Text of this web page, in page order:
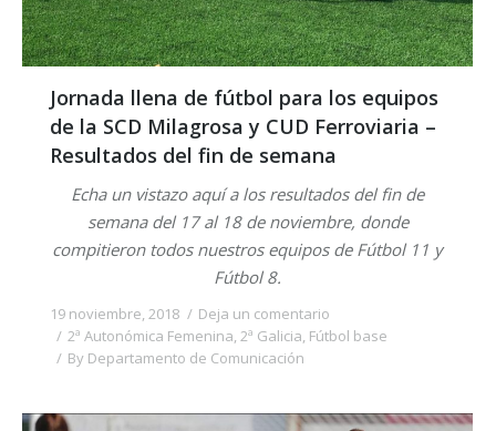
Jornada llena de fútbol para los equipos
de la SCD Milagrosa y CUD Ferroviaria –
Resultados del fin de semana
Echa un vistazo aquí a los resultados del fin de
semana del 17 al 18 de noviembre, donde
compitieron todos nuestros equipos de Fútbol 11 y
Fútbol 8.
19 noviembre, 2018
Deja un comentario
2ª Autonómica Femenina 2ª Galicia Fútbol base
By Departamento de Comunicación